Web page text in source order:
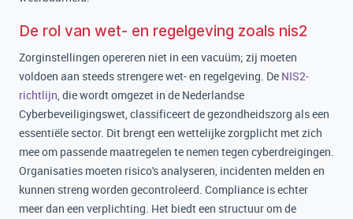
De rol van wet- en regelgeving zoals nis2
Zorginstellingen opereren niet in een vacuüm; zij moeten
voldoen aan steeds strengere wet- en regelgeving. De NIS2-
richtlijn, die wordt omgezet in de Nederlandse
Cyberbeveiligingswet, classificeert de gezondheidszorg als een
essentiële sector. Dit brengt een wettelijke zorgplicht met zich
mee om passende maatregelen te nemen tegen cyberdreigingen.
Organisaties moeten risico's analyseren, incidenten melden en
kunnen streng worden gecontroleerd. Compliance is echter
meer dan een verplichting. Het biedt een structuur om de